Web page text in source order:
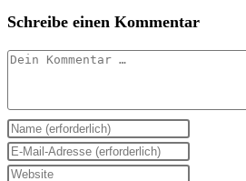
Schreibe einen Kommentar
Kommentar
Gib
deinen
Namen
Gib
deine
Gib